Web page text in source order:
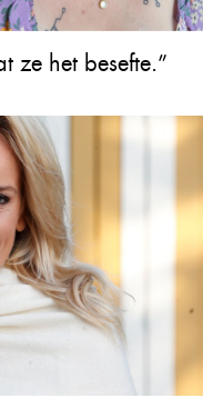
ze het besefte.”